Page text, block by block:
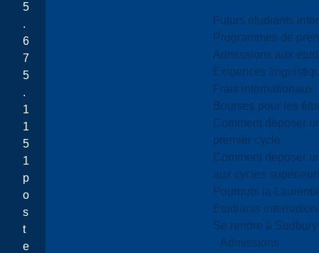
Futurs étudiants
Programmes de
Admissions aux
Exigences
Frais internationaux
Bourses pour les
Comment déposer
premier cycle
Comment déposer
aux cycles
Pourquoi la
Étudiants
Se rendre à Sudbury
Admissions
5
.
6
7
5
.
1
1
5
1
p
o
s
t
e